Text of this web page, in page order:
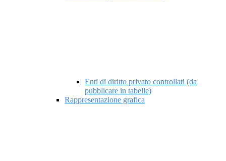
Enti di diritto privato controllati (da
pubblicare in tabelle)
Rappresentazione grafica